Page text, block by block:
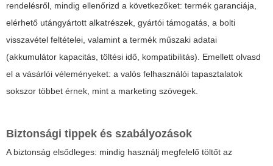
rendelésről, mindig ellenőrizd a következőket: termék garanciája,
elérhető utángyártott alkatrészek, gyártói támogatás, a bolti
visszavétel feltételei, valamint a termék műszaki adatai
(akkumulátor kapacitás, töltési idő, kompatibilitás). Emellett olvasd
el a vásárlói véleményeket: a valós felhasználói tapasztalatok
sokszor többet érnek, mint a marketing szövegek.
Biztonsági tippek és szabályozások
A biztonság elsődleges: mindig használj megfelelő töltőt az